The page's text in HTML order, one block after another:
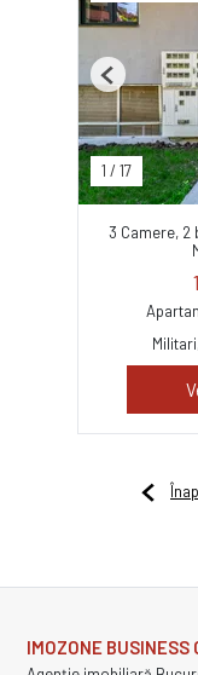
1 / 17
Previous
3 Camere, 2
IMOZONE BUSINESS